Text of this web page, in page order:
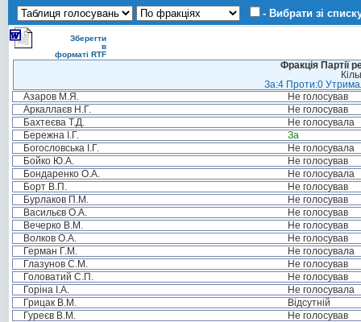
- Вибрати зі
Зберегти
в
форматі RTF
Фракція Партії
За:4 Проти:0
Азаров М.Я.
Не голосував
Аркаллаєв Н.Г.
Не голосував
Бахтеєва Т.Д.
Не голосувала
Бережна І.Г.
За
Богословська І.Г.
Не голосувала
Бойко Ю.А.
Не голосував
Бондаренко О.А.
Не голосувала
Борт В.П.
Не голосував
Бурлаков П.М.
Не голосував
Васильєв О.А.
Не голосував
Вечерко В.М.
Не голосував
Волков О.А.
Не голосував
Герман Г.М.
Не голосувала
Глазунов С.М.
Не голосував
Головатий С.П.
Не голосував
Горіна І.А.
Не голосувала
Грицак В.М.
Відсутній
Гуреєв В.М.
Не голосував